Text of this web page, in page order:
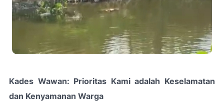
Kades Wawan: Prioritas Kami adalah Keselamatan
dan Kenyamanan Warga